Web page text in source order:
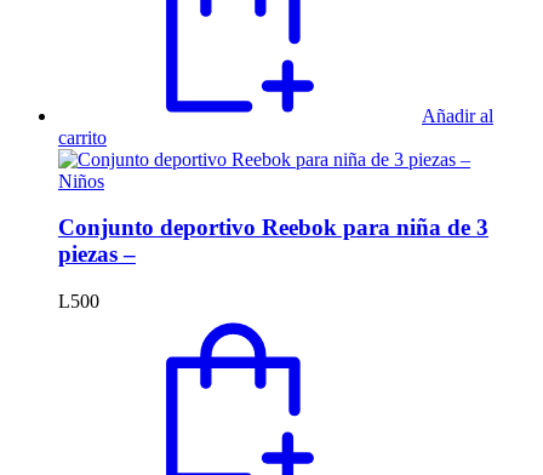
Añadir al
carrito
Niños
Conjunto deportivo Reebok para niña de 3
piezas –
L500